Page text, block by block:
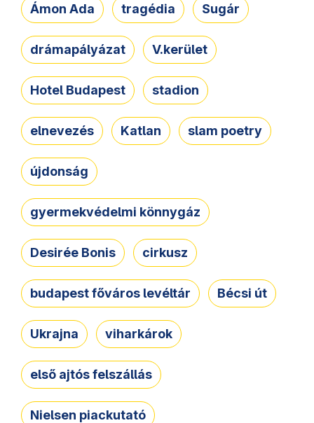
Ámon Ada tragédia Sugár
drámapályázat V.kerület
Hotel Budapest stadion
elnevezés Katlan slam poetry
újdonság
gyermekvédelmi könnygáz
Desirée Bonis cirkusz
budapest főváros levéltár Bécsi út
Ukrajna viharkárok
első ajtós felszállás
Nielsen piackutató